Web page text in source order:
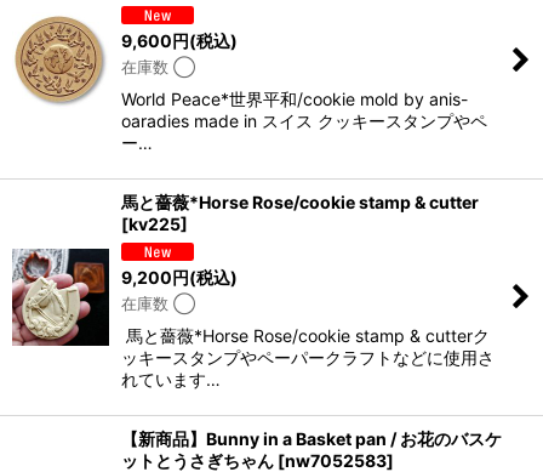
9,600円(税込)
在庫数 ◯
World Peace*世界平和/cookie mold by anis-
oaradies made in スイス クッキースタンプやペ
ー…
馬と薔薇*Horse Rose/cookie stamp & cutter
[kv225]
9,200円(税込)
在庫数 ◯
馬と薔薇*Horse Rose/cookie stamp & cutterク
ッキースタンプやペーパークラフトなどに使用さ
れています…
【新商品】Bunny in a Basket pan / お花のバスケ
ットとうさぎちゃん [nw7052583]